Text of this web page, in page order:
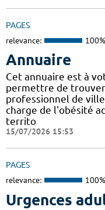
PAGES
relevance: 100%
Annuaire
Cet annuaire est à
permettre de
professionnel de
charge de l'obésité
territo
15/07/2026 15:53
PAGES
relevance: 100%
Urgences